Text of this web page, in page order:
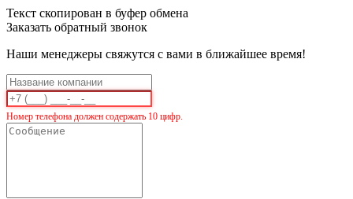
Текст скопирован в буфер обмена
Заказать обратный звонок
Наши менеджеры свяжутся с вами в ближайшее время!
Номер телефона должен содержать 10 цифр.